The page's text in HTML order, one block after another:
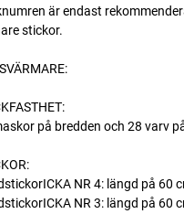
är endast
stickor.
på bredden och 28 varv
NR 4: längd på 60
NR 3: längd på 60